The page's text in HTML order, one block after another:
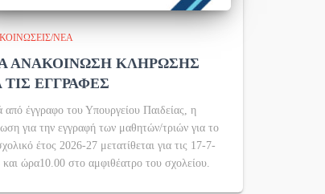
ΝΈΑ
ΑΝΑΚΟΙΝΩΣΗ ΚΛΗΡΩΣΗΣ
ΤΙΣ ΕΓΓΡΑΦΕΣ
από έγγραφο του Υπουργείου Παιδείας, η
για την εγγραφή των μαθητών/τριών για το
έτος 2026-27 μετατίθεται για τις 17-7-
και ώρα10.00 στο αμφιθέατρο του σχολείου.